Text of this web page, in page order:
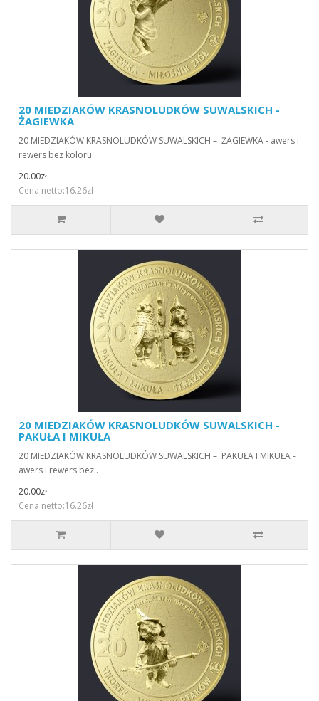
20 MIEDZIAKÓW KRASNOLUDKÓW SUWALSKICH -
ŻAGIEWKA
20 MIEDZIAKÓW KRASNOLUDKÓW SUWALSKICH – ŻAGIEWKA - awers i
rewers bez koloru..
20.00zł
Cena netto:16.26zł
20 MIEDZIAKÓW KRASNOLUDKÓW SUWALSKICH -
PAKUŁA I MIKUŁA
20 MIEDZIAKÓW KRASNOLUDKÓW SUWALSKICH – PAKUŁA I MIKUŁA -
awers i rewers bez..
20.00zł
Cena netto:16.26zł